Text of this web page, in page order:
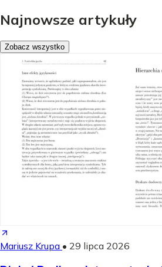
Najnowsze artykuły
Zobacz wszystko
Mariusz Krupa • 29 lipca 2026